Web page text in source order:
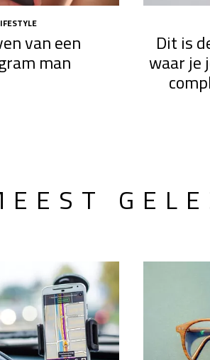
van een
man
Dit is
waar je